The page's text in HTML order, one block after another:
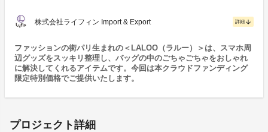
株式会社ライフィン Import & Export 詳細 arrow_downward
ファッションの街パリ生まれの＜LALOO（ラルー）＞は、スマホ周
辺グッズをスッキリ整理し、バッグの中のごちゃごちゃをおしゃれ
に解決してくれるアイテムです。今回は本クラウドファンディング
限定特別価格でご提供いたします。
プロジェクト詳細